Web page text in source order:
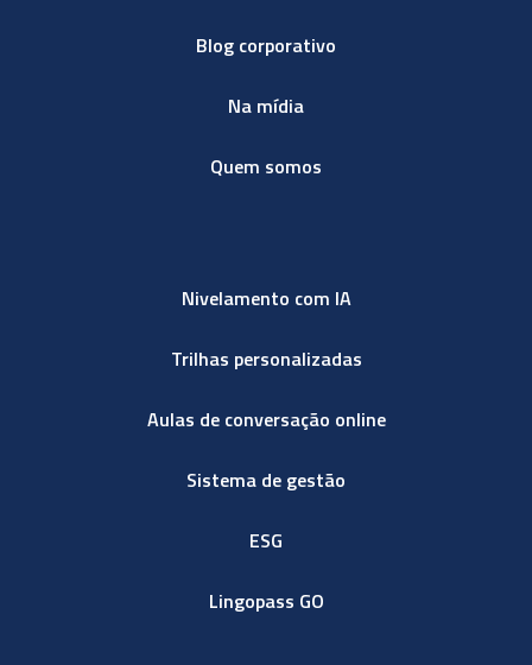
Blog corporativo
Na mídia
Quem somos
Nivelamento com IA
Trilhas personalizadas
Aulas de conversação online
Sistema de gestão
ESG
Lingopass GO